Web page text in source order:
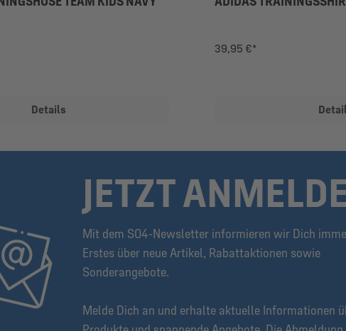
Details
39,95 €*
JETZT
Mit dem S04-Newsletter informieren wir Dich
Erstes über neue Artikel, Rabattaktionen sowie
Sonderangebote.
Melde Dich an und erhalte aktuelle Informationen